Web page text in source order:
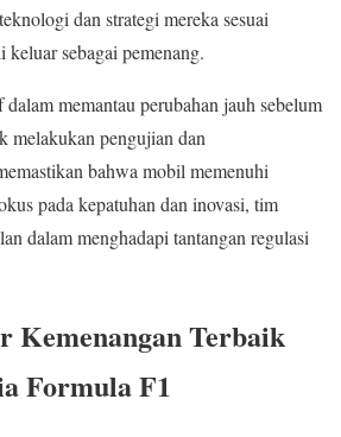
dan strategi mereka sesuai
sebagai pemenang.
memantau perubahan jauh sebelum
melakukan pengujian dan
bahwa mobil memenuhi
pada kepatuhan dan inovasi, tim
dalam menghadapi tantangan regulasi
Kemenangan Terbaik
Formula F1